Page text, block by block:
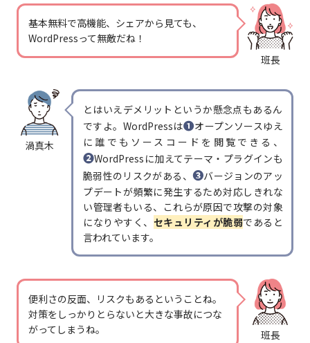
班長
基本無料で高機能、シェアから見ても、
WordPressって無敵だね！
渦真木
とはいえデメリットというか懸念点もあるん
ですよ。WordPressは❶オープンソースゆえ
に誰でもソースコードを閲覧できる、
❷WordPressに加えてテーマ・プラグインも
脆弱性のリスクがある、 ❸バージョンのアッ
プデートが頻繁に発生するため対応しきれな
い管理者もいる、これらが原因で攻撃の対象
になりやすく、 セキュリティが脆弱であると
言われています。
班長
便利さの反面、リスクもあるということね。
対策をしっかりとらないと大きな事故につな
がってしまうね。